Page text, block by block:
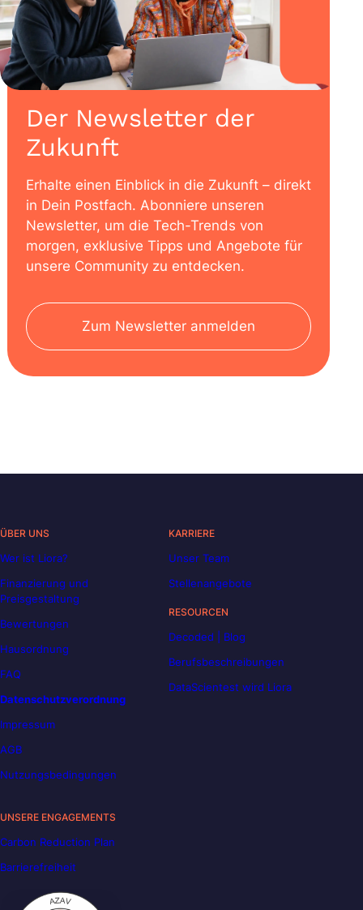
Der Newsletter der
Zukunft
Erhalte einen Einblick in die Zukunft – direkt
in Dein Postfach. Abonniere unseren
Newsletter, um die Tech-Trends von
morgen, exklusive Tipps und Angebote für
unsere Community zu entdecken.
Zum Newsletter anmelden
ÜBER UNS
Wer ist Liora?
Finanzierung und
Preisgestaltung
Bewertungen
Hausordnung
FAQ
Datenschutzverordnung
Impressum
AGB
Nutzungsbedingungen
KARRIERE
Unser Team
Stellenangebote
RESOURCEN
Decoded | Blog
Berufsbeschreibungen
DataScientest wird Liora
UNSERE ENGAGEMENTS
Carbon Reduction Plan
Barrierefreiheit